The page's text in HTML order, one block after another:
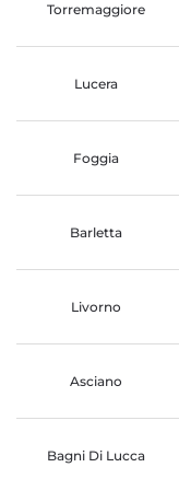
Torremaggiore
Lucera
Foggia
Barletta
Livorno
Asciano
Bagni Di Lucca